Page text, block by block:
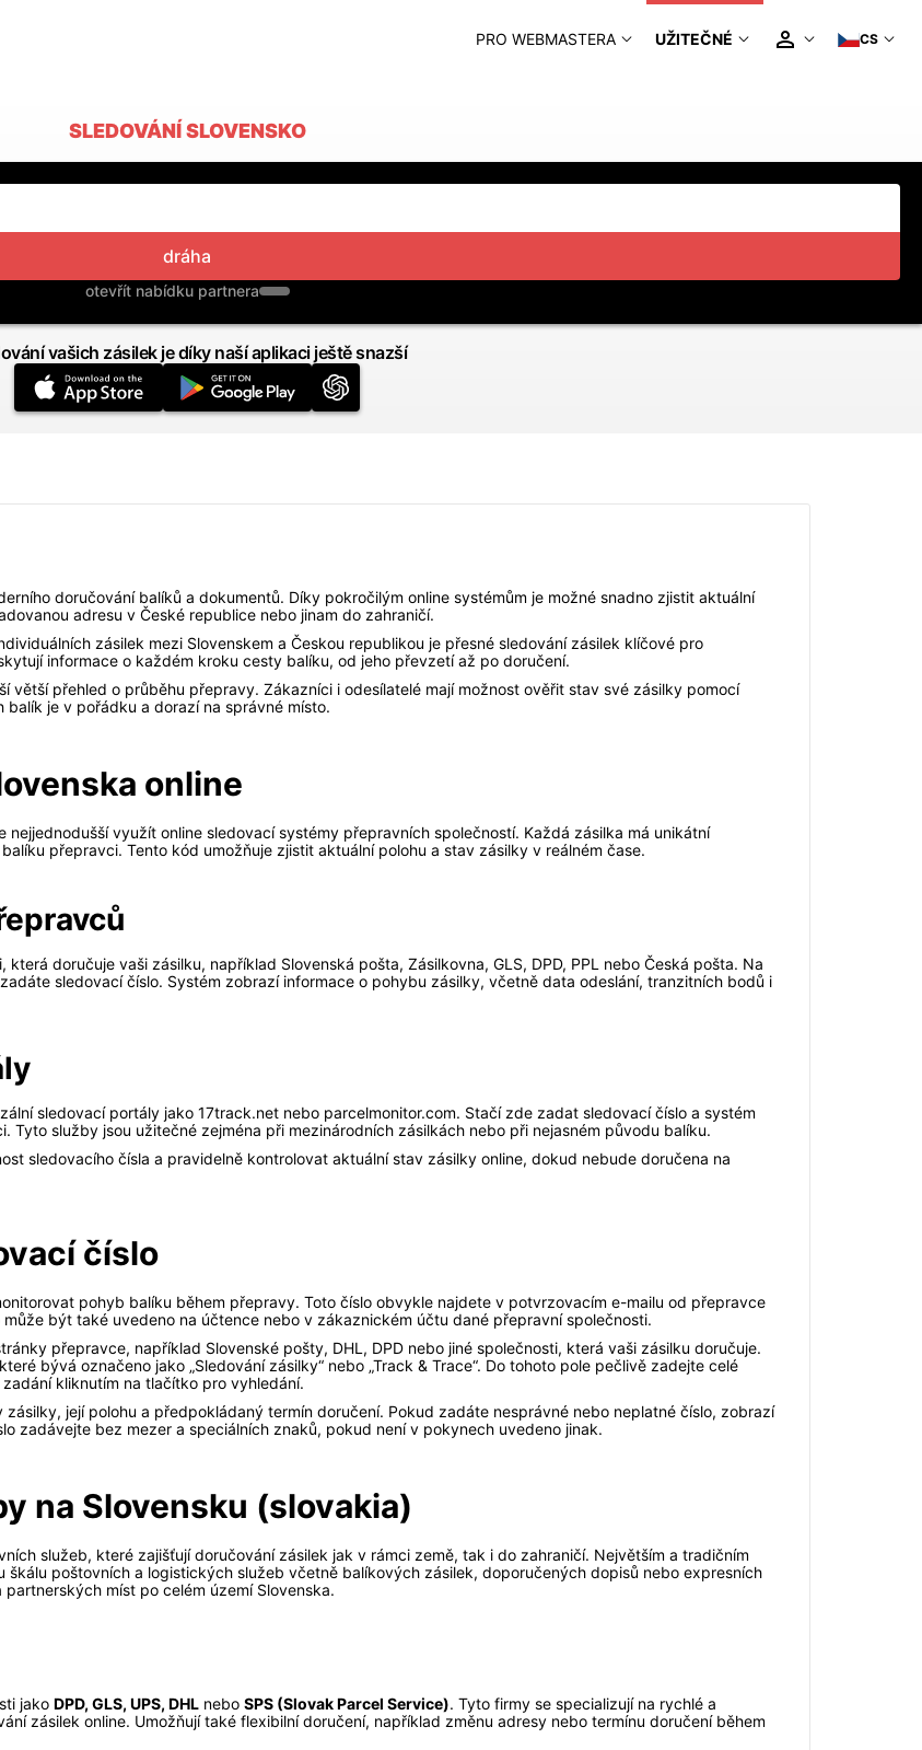
PRO WEBMASTERA UŽITEČNÉ CS
SLEDOVÁNÍ SLOVENSKO
dráha
otevřít nabídku partnera
vašich zásilek je díky naší aplikaci ještě snazší
doručování balíků a dokumentů. Díky pokročilým online systémům je možné snadno zjistit aktuální
adresu v České republice nebo jinam do zahraničí.
zásilek mezi Slovenskem a Českou republikou je přesné sledování zásilek klíčové pro
informace o každém kroku cesty balíku, od jeho převzetí až po doručení.
větší přehled o průběhu přepravy. Zákazníci i odesílatelé mají možnost ověřit stav své zásilky pomocí
je v pořádku a dorazí na správné místo.
online
využít online sledovací systémy přepravních společností. Každá zásilka má unikátní
přepravci. Tento kód umožňuje zjistit aktuální polohu a stav zásilky v reálném čase.
doručuje vaši zásilku, například Slovenská pošta, Zásilkovna, GLS, DPD, PPL nebo Česká pošta. Na
sledovací číslo. Systém zobrazí informace o pohybu zásilky, včetně data odeslání, tranzitních bodů i
sledovací portály jako 17track.net nebo parcelmonitor.com. Stačí zde zadat sledovací číslo a systém
služby jsou užitečné zejména při mezinárodních zásilkách nebo při nejasném původu balíku.
sledovacího čísla a pravidelně kontrolovat aktuální stav zásilky online, dokud nebude doručena na
číslo
pohyb balíku během přepravy. Toto číslo obvykle najdete v potvrzovacím e-mailu od přepravce
být také uvedeno na účtence nebo v zákaznickém účtu dané přepravní společnosti.
přepravce, například Slovenské pošty, DHL, DPD nebo jiné společnosti, která vaši zásilku doručuje.
bývá označeno jako „Sledování zásilky“ nebo „Track & Trace“. Do tohoto pole pečlivě zadejte celé
kliknutím na tlačítko pro vyhledání.
její polohu a předpokládaný termín doručení. Pokud zadáte nesprávné nebo neplatné číslo, zobrazí
zadávejte bez mezer a speciálních znaků, pokud není v pokynech uvedeno jinak.
na Slovensku (slovakia)
služeb, které zajišťují doručování zásilek jak v rámci země, tak i do zahraničí. Největším a tradičním
škálu poštovních a logistických služeb včetně balíkových zásilek, doporučených dopisů nebo expresních
míst po celém území Slovenska.
jako DPD, GLS, UPS, DHL nebo SPS (Slovak Parcel Service). Tyto firmy se specializují na rychlé a
zásilek online. Umožňují také flexibilní doručení, například změnu adresy nebo termínu doručení během